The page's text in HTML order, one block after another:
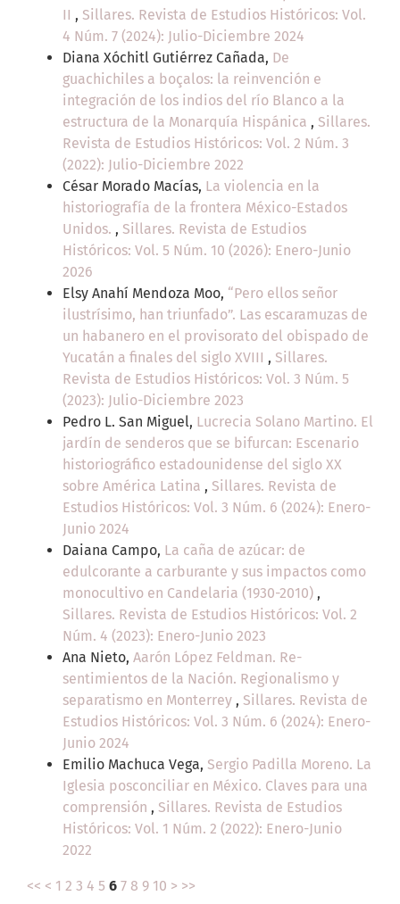
II , Sillares. Revista de Estudios Históricos: Vol.
4 Núm. 7 (2024): Julio-Diciembre 2024
Diana Xóchitl Gutiérrez Cañada, De
guachichiles a boçalos: la reinvención e
integración de los indios del río Blanco a la
estructura de la Monarquía Hispánica , Sillares.
Revista de Estudios Históricos: Vol. 2 Núm. 3
(2022): Julio-Diciembre 2022
César Morado Macías, La violencia en la
historiografía de la frontera México-Estados
Unidos. , Sillares. Revista de Estudios
Históricos: Vol. 5 Núm. 10 (2026): Enero-Junio
2026
Elsy Anahí Mendoza Moo, “Pero ellos señor
ilustrísimo, han triunfado”. Las escaramuzas de
un habanero en el provisorato del obispado de
Yucatán a finales del siglo XVIII , Sillares.
Revista de Estudios Históricos: Vol. 3 Núm. 5
(2023): Julio-Diciembre 2023
Pedro L. San Miguel, Lucrecia Solano Martino. El
jardín de senderos que se bifurcan: Escenario
historiográfico estadounidense del siglo XX
sobre América Latina , Sillares. Revista de
Estudios Históricos: Vol. 3 Núm. 6 (2024): Enero-
Junio 2024
Daiana Campo, La caña de azúcar: de
edulcorante a carburante y sus impactos como
monocultivo en Candelaria (1930-2010) ,
Sillares. Revista de Estudios Históricos: Vol. 2
Núm. 4 (2023): Enero-Junio 2023
Ana Nieto, Aarón López Feldman. Re-
sentimientos de la Nación. Regionalismo y
separatismo en Monterrey , Sillares. Revista de
Estudios Históricos: Vol. 3 Núm. 6 (2024): Enero-
Junio 2024
Emilio Machuca Vega, Sergio Padilla Moreno. La
Iglesia posconciliar en México. Claves para una
comprensión , Sillares. Revista de Estudios
Históricos: Vol. 1 Núm. 2 (2022): Enero-Junio
2022
<< < 1 2 3 4 5 6 7 8 9 10 > >>